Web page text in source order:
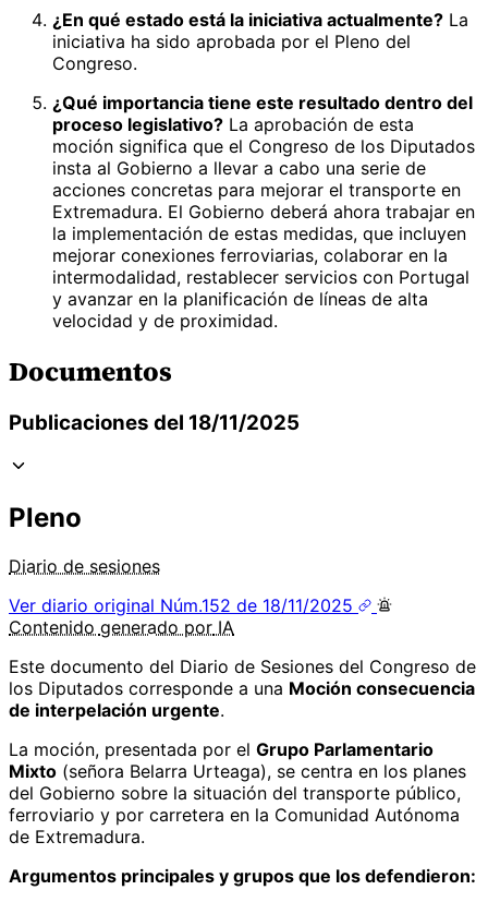
¿En qué estado está la iniciativa actualmente? La
iniciativa ha sido aprobada por el Pleno del
Congreso.
¿Qué importancia tiene este resultado dentro del
proceso legislativo? La aprobación de esta
moción significa que el Congreso de los Diputados
insta al Gobierno a llevar a cabo una serie de
acciones concretas para mejorar el transporte en
Extremadura. El Gobierno deberá ahora trabajar en
la implementación de estas medidas, que incluyen
mejorar conexiones ferroviarias, colaborar en la
intermodalidad, restablecer servicios con Portugal
y avanzar en la planificación de líneas de alta
velocidad y de proximidad.
Documentos
Publicaciones del 18/11/2025
Pleno
Diario de sesiones
Ver diario original Núm.152 de 18/11/2025
Contenido generado por IA
Este documento del Diario de Sesiones del Congreso de
los Diputados corresponde a una Moción consecuencia
de interpelación urgente.
La moción, presentada por el Grupo Parlamentario
Mixto (señora Belarra Urteaga), se centra en los planes
del Gobierno sobre la situación del transporte público,
ferroviario y por carretera en la Comunidad Autónoma
de Extremadura.
Argumentos principales y grupos que los defendieron: